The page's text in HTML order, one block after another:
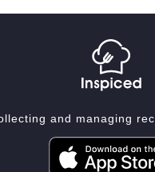
and managing